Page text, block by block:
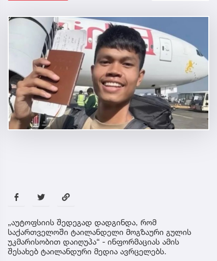
„აუტოფსიის შედეგად დადგინდა, რომ
საქართველოში ტაილანდელი მოგზაური გულის
უკმარისობით დაიღუპა“ - ინფორმაციას ამის
შესახებ ტაილანდური მედია ავრცელებს.